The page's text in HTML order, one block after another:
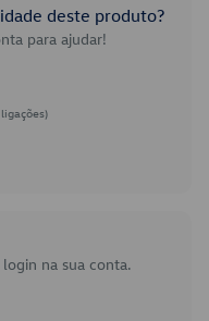
deste produto?
para ajudar!
na sua conta.